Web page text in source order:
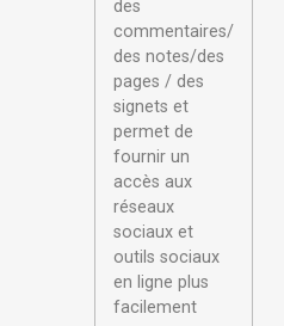
des
commentaires/
des notes/des
pages / des
signets et
permet de
fournir un
accès aux
réseaux
sociaux et
outils sociaux
en ligne plus
facilement